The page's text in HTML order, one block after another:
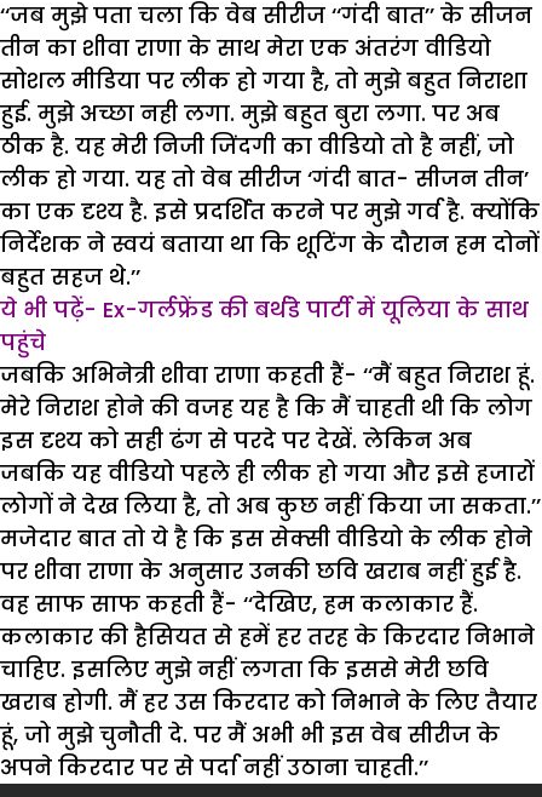
‘‘जब मुझे पता चला कि वेब सीरीज ‘‘गंदी बात’’ के सीजन
तीन का शीवा राणा के साथ मेरा एक अंतरंग वीडियो
सोशल मीडिया पर लीक हो गया है, तो मुझे बहुत निराशा
हुई. मुझे अच्छा नही लगा. मुझे बहुत बुरा लगा. पर अब
ठीक है. यह मेरी निजी जिंदगी का वीडियो तो है नहीं, जो
लीक हो गया. यह तो वेब सीरीज ‘गंदी बात- सीजन तीन’
का एक दृश्य है. इसे प्रदर्शित करने पर मुझे गर्व है. क्योंकि
निर्देशक ने स्वयं बताया था कि शूटिंग के दौरान हम दोनों
बहुत सहज थे.’’
ये भी पढ़ें- Ex-गर्लफ्रेंड की बर्थडे पार्टी में यूलिया के साथ
पहुंचे
जबकि अभिनेत्री शीवा राणा कहती हैं- ‘‘मैं बहुत निराश हूं.
मेरे निराश होने की वजह यह है कि मैं चाहती थी कि लोग
इस दृश्य को सही ढंग से परदे पर देखें. लेकिन अब
जबकि यह वीडियो पहले ही लीक हो गया और इसे हजारों
लोगों ने देख लिया है, तो अब कुछ नहीं किया जा सकता.’’
मजेदार बात तो ये है कि इस सेक्सी वीडियो के लीक होने
पर शीवा राणा के अनुसार उनकी छवि खराब नहीं हुई है.
वह साफ साफ कहती हैं- ‘‘देखिए, हम कलाकार हैं.
कलाकार की हैसियत से हमें हर तरह के किरदार निभाने
चाहिए. इसलिए मुझे नहीं लगता कि इससे मेरी छवि
खराब होगी. मैं हर उस किरदार को निभाने के लिए तैयार
हूं, जो मुझे चुनौती दे. पर मैं अभी भी इस वेब सीरीज के
अपने किरदार पर से पर्दा नहीं उठाना चाहती.’’